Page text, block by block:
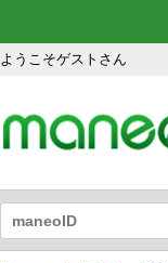
ようこそゲストさん